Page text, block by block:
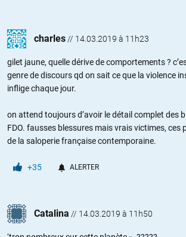
charles // 14.03.2019 à 11h23
gilet jaune, quelle dérive de comportements ?
genre de discours qd on sait ce que la violence
inflige chaque jour.
on attend toujours d’avoir le détail complet des
FDO. fausses blessures mais vrais victimes, ces
de la saloperie française contemporaine.
+35 ALERTER
Catalina // 14.03.2019 à 11h50